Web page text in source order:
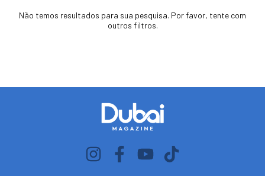
Não temos resultados para sua pesquisa. Por favor, tente com
outros filtros.